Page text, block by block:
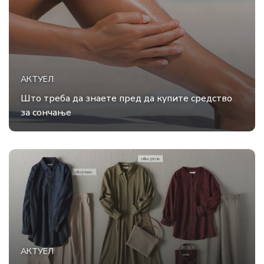
АКТУЕЛ
Што треба да знаете пред да купите средство
за сончање
АКТУЕЛ